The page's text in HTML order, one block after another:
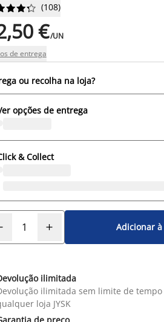



 (108)
€/UN
de entrega
ou recolha na loja?
opções de entrega
& Collect
Adicionar à
ilimitada
ilimitada sem limite de tempo
loja JYSK
de preço